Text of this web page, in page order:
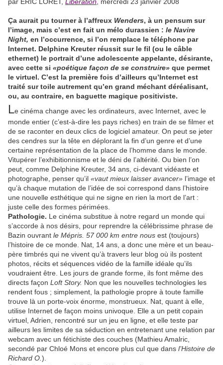
Ça aurait pu tourner à l’affreux Wenders, à un pensum sur
l’image, mais c’est en fait un mélo durassien : le Navire
Night, en l’occurrence, si l’on remplace le téléphone par
Internet. Delphine Kreuter réussit sur le fil (ou le câble
ethernet) le portrait d’une adolescente appelante, désirante,
avec cette si «poétique façon de se construire» que permet
le virtuel. C’est la première fois d’ailleurs qu’Internet est
traité sur toile autrement qu’en grand méchant déréalisant,
ou, au contraire, en baguette magique positiviste.
Le cinéma change avec les ordinateurs, avec Internet, avec le
monde entier (c’est-à-dire les pays riches) en train de se filmer et
de se raconter en deux clics de logiciel amateur. On peut se jeter
des cendres sur la tête en déplorant la fin d’un genre et d’une
certaine représentation de la place de l’homme dans le monde.
Vitupérer l’exhibitionnisme et le déni de l’altérité. Ou bien l’on
peut, comme Delphine Kreuter, 34 ans, ci-devant vidéaste et
photographe, penser qu’il «vaut mieux laisser avancer» l’image et
qu’à chaque mutation de l’idée de soi correspond dans l’histoire
une nouvelle esthétique qui ne signe en rien la mort de l’art :
juste celle des formes périmées.
Pathologie. Le cinéma substitue à notre regard un monde qui
s’accorde à nos désirs, pour reprendre la célébrissime phrase de
Bazin ouvrant le Mépris. 57 000 km entre nous est (toujours)
l’histoire de ce monde. Nat, 14 ans, a donc une mère et un beau-
père timbrés qui ne vivent qu’à travers leur blog où ils postent
photos, récits et séquences vidéo de la famille idéale qu’ils
voudraient être. Les jours de grande forme, ils font même des
directs façon Loft Story. Non que les nouvelles technologies les
rendent fous ; simplement, la pathologie propre à toute famille
trouve là un porte-voix énorme, monstrueux. Nat, quant à elle,
utilise Internet de façon moins univoque. Elle a un petit copain
virtuel, Adrien, rencontré sur un jeu en ligne, et elle teste par
ailleurs les limites de sa séduction en entretenant une relation par
webcam avec un fétichiste des couches (Mathieu Amalric,
secondé par Chloé Mons et encore plus cul que dans l’Histoire de
Richard O. ).